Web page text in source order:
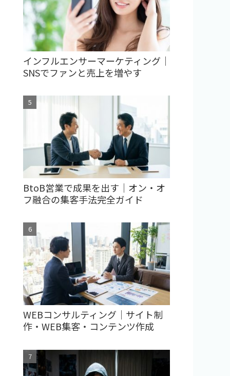
インフルエンサーマーケティング｜
SNSでファンと売上を増やす
BtoB営業で成果を出す｜オン・オ
フ融合の集客手法完全ガイド
WEBコンサルティング｜サイト制
作・WEB集客・コンテンツ作成